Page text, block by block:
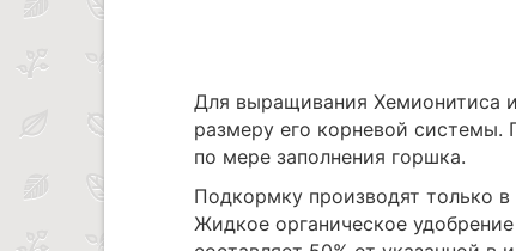
Для выращивания Хемионитиса
размеру его корневой
по мере заполнения горшка.
Подкормку производят только в
Жидкое органическое